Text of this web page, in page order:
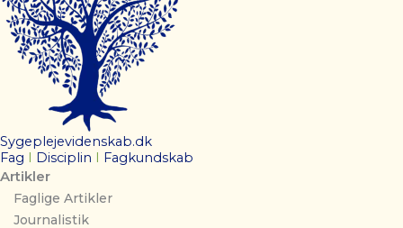
Sygeplejevidenskab.dk
Fag
Disciplin Fagkundskab
Artikler
Faglige Artikler
Journalistik